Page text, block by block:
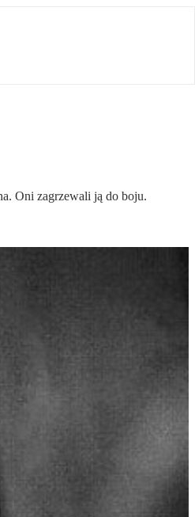
Oni zagrzewali ją do boju.